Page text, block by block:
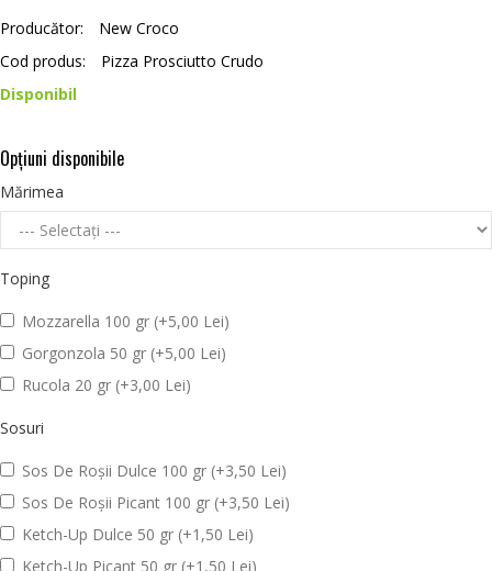
Producător:
New Croco
Cod produs:
Pizza Prosciutto Crudo
Disponibil
Opţiuni disponibile
Mărimea
Toping
Mozzarella 100 gr (+5,00 Lei)
Gorgonzola 50 gr (+5,00 Lei)
Rucola 20 gr (+3,00 Lei)
Sosuri
Sos De Roșii Dulce 100 gr (+3,50 Lei)
Sos De Roșii Picant 100 gr (+3,50 Lei)
Ketch-Up Dulce 50 gr (+1,50 Lei)
Ketch-Up Picant 50 gr (+1,50 Lei)